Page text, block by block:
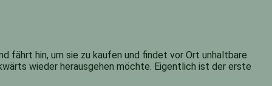
fährt hin, um sie zu kaufen und findet vor Ort unhaltbare
wieder herausgehen möchte. Eigentlich ist der erste